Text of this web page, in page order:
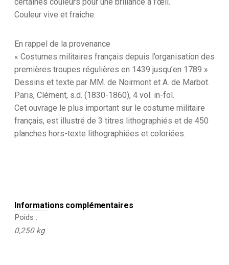
Alfred
Couleur vive et fraiche.
En rappel de la provenance
« Costumes militaires français depuis l’organisation des
premières troupes régulières en 1439 jusqu’en 1789 ».
Dessins et texte par MM. de Noirmont et A. de Marbot.
Paris, Clément, s.d. (1830-1860), 4 vol. in-fol.
Cet ouvrage le plus important sur le costume militaire
français, est illustré de 3 titres lithographiés et de 450
planches hors-texte lithographiées et coloriées.
Informations complémentaires
Poids
0,250 kg